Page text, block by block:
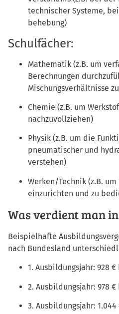
technischer Systeme,
behebung)
Schulfächer:
Mathematik (z.B. um
Berechnungen
Mischungsverhältnisse
Chemie (z.B. um
nachzuvollziehen)
Physik (z.B. um die
pneumatischer und
verstehen)
Werken/Technik (z.B.
einzurichten und zu
Was verdient man
Beispielhafte
nach Bundesland
1. Ausbildungsjahr: 928 €
2. Ausbildungsjahr: 978 €
3. Ausbildungsjahr: 1.044